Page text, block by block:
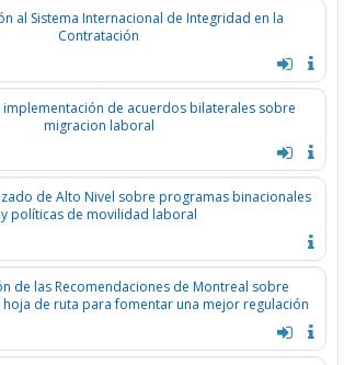
al Sistema Internacional de Integridad en la
Contratación
de acuerdos bilaterales sobre
migracion laboral
de Alto Nivel sobre programas binacionales
y políticas de movilidad laboral
de las Recomendaciones de Montreal sobre
de ruta para fomentar una mejor regulación